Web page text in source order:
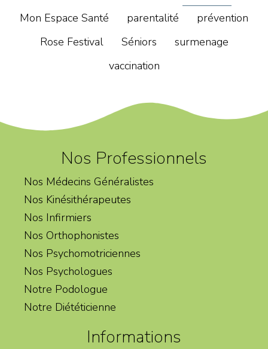
Mon Espace Santé
parentalité
prévention
Rose Festival
Séniors
surmenage
vaccination
Nos Professionnels
Nos Médecins Généralistes
Nos Kinésithérapeutes
Nos Infirmiers
Nos Orthophonistes
Nos Psychomotriciennes
Nos Psychologues
Notre Podologue
Notre Diététicienne
Informations